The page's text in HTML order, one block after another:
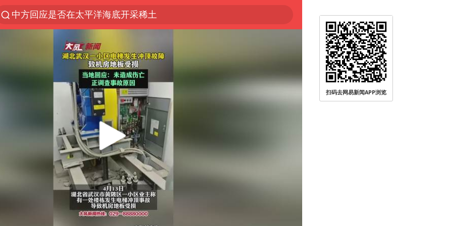
中方回应是否在太平洋海底开采稀土
佛得角门将亮相智利俱乐部主场
宇树科技发行价格150.80元/股
看守所辅警收受10万获刑1年
U17国足1分钟轰2球
法国将禁止“未经同意的电话营销”
今年已有4位周星驰电影配角去世
“China Cool”成海外热词
房主任回应争议
把党建设得更加坚强有力
扫码去网易新闻APP浏览